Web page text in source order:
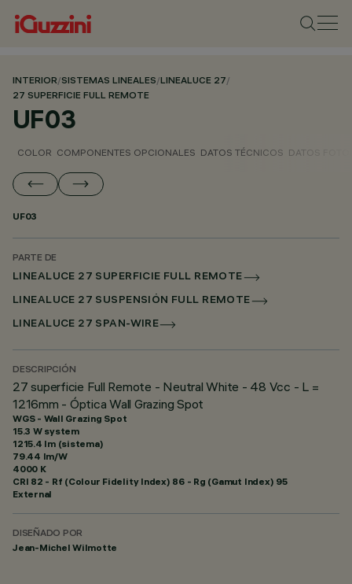
INTERIOR/SISTEMAS LINEALES/LINEALUCE 27/
27 SUPERFICIE FULL REMOTE
UF03
COLOR COMPONENTES OPCIONALES DATOS TÉCNICOS DATOS
UF03
PARTE DE
LINEALUCE 27 SUPERFICIE FULL REMOTE
LINEALUCE 27 SUSPENSIÓN FULL REMOTE
LINEALUCE 27 SPAN-WIRE
DESCRIPCIÓN
27 superficie Full Remote - Neutral White - 48 Vcc - L =
1216mm - Óptica Wall Grazing Spot
WGS - Wall Grazing Spot
15.3 W system
1215.4 lm (sistema)
79.44 lm/W
4000 K
CRI 82 - Rf (Colour Fidelity Index) 86 - Rg (Gamut Index) 95
External
DISEÑADO POR
Jean-Michel Wilmotte